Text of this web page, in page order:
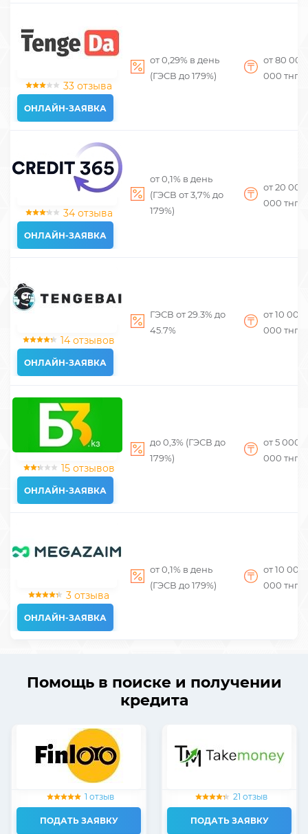
33 отзыва
ОНЛАЙН-ЗАЯВКА
от 0,29% в день
(ГЭСВ до 179%)
от 80
000 тнг
34 отзыва
ОНЛАЙН-ЗАЯВКА
от 0,1% в день
(ГЭСВ от 3,7% до
179%)
от 20 000
000 тнг
14 отзывов
ОНЛАЙН-ЗАЯВКА
ГЭСВ от 29.3% до
45.7%
от 10 000
000 тнг
15 отзывов
ОНЛАЙН-ЗАЯВКА
до 0,3% (ГЭСВ до
179%)
от 5 000
000 тнг
3 отзыва
ОНЛАЙН-ЗАЯВКА
от 0,1% в день
(ГЭСВ до 179%)
от 10 000
000 тнг
Помощь в поиске и получении
кредита
1 отзыв
ПОДАТЬ ЗАЯВКУ
21 отзыв
ПОДАТЬ ЗАЯВКУ